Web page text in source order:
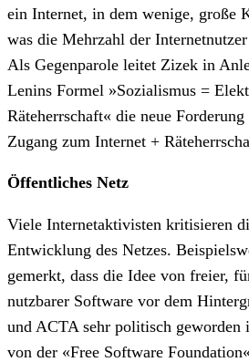
ein Internet, in dem wenige, große
was die Mehrzahl der
Als Gegenparole leitet Zizek in
Lenins Formel »Sozialismus =
Räteherrschaft« die neue
Zugang zum Internet +
Öffentliches Netz
Viele Internetaktivisten kritisieren
Entwicklung des Netzes.
gemerkt, dass die Idee von freier,
nutzbarer Software vor dem
und ACTA sehr politisch geworden
von der «Free Software